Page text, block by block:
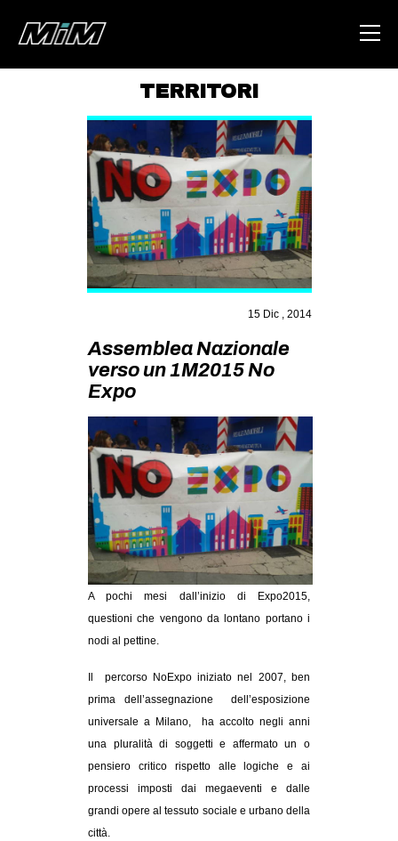
ABOUT
AREA
DEGENERAZIONE
GAZA FREESTYLE
CSOA LAMBRETTA
STUDENTI TSUNAMI
ZAM
MOBILITAZIONI
SPAZI
SPORT POPOLARE
MOVIMENTI
AMBIENTE
ANTIFASCISMO
DIRITTO ALL’ABITARE
PRECARIATO
REPRESSIONE
CULTURE
TERRITORI
15 Dic , 2014
Assemblea Nazionale
verso un 1M2015 No
Expo
A pochi mesi dall’inizio di Expo2015,
questioni che vengono da lontano portano i
nodi al pettine.
Il percorso NoExpo iniziato nel 2007, ben
prima dell’assegnazione dell’esposizione
universale a Milano, ha accolto negli anni
una pluralità di soggetti e affermato un o
pensiero critico rispetto alle logiche e ai
processi imposti dai megaeventi e dalle
grandi opere al tessuto sociale e urbano della
città.